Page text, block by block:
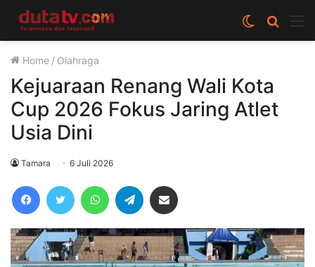
Cari
berita
Switch
skin
Home / Olahraga
Kejuaraan Renang Wali Kota
Cup 2026 Fokus Jaring Atlet
Usia Dini
Tamara 6 Juli 2026
FacebookTwitter WhatsAppTelegram